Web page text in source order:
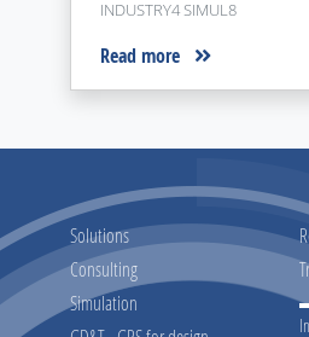
INDUSTRY4 SIMUL8
Read more
Solutions
Consulting
Simulation